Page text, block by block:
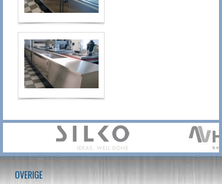
OVERIGE